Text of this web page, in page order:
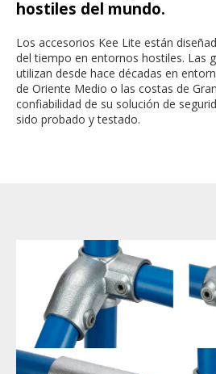
hostiles del mundo.
Los accesorios Kee Lite están
del tiempo en entornos hostiles. Las
utilizan desde hace décadas en
de Oriente Medio o las costas de
confiabilidad de su solución de
sido probado y testado.